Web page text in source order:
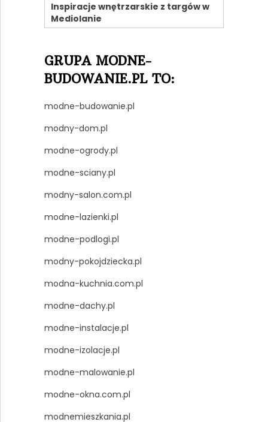
Inspiracje wnętrzarskie z targów w
Mediolanie
GRUPA MODNE-
BUDOWANIE.PL TO:
modne-budowanie.pl
modny-dom.pl
modne-ogrody.pl
modne-sciany.pl
modny-salon.com.pl
modne-lazienki.pl
modne-podlogi.pl
modny-pokojdziecka.pl
modna-kuchnia.com.pl
modne-dachy.pl
modne-instalacje.pl
modne-izolacje.pl
modne-malowanie.pl
modne-okna.com.pl
modnemieszkania.pl